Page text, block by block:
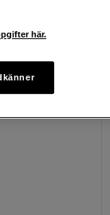
här.